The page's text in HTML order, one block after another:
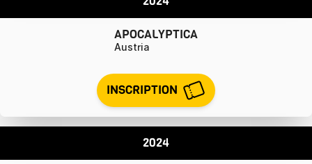
APOCALYPTICA
Austria
INSCRIPTION
2024